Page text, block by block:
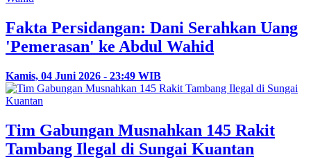
Fakta Persidangan: Dani Serahkan Uang
'Pemerasan' ke Abdul Wahid
Kamis, 04 Juni 2026 - 23:49 WIB
Tim Gabungan Musnahkan 145 Rakit
Tambang Ilegal di Sungai Kuantan